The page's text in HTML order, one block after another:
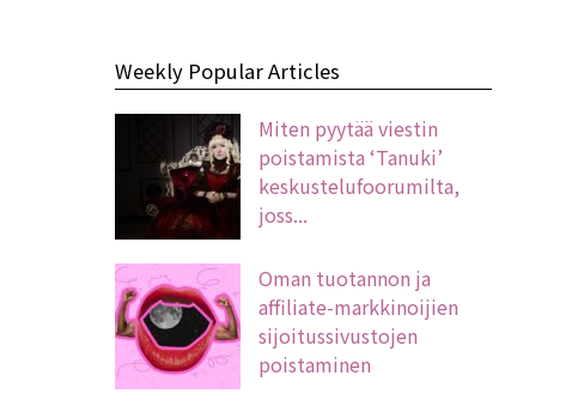
Weekly Popular Articles
Miten pyytää viestin
poistamista ‘Tanuki’
keskustelufoorumilta,
joss...
Oman tuotannon ja
affiliate-markkinoijien
sijoitussivustojen
poistaminen